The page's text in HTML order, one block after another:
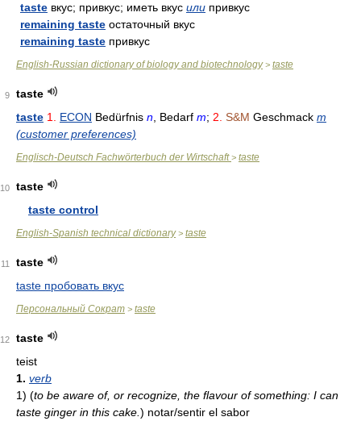
taste вкус; привкус; иметь вкус или привкус
remaining taste остаточный вкус
remaining taste привкус
English-Russian dictionary of biology and biotechnology> taste
9
taste
taste 1. ECON Bedürfnis n , Bedarf m; 2. S&M Geschmack m
(customer preferences)
Englisch-Deutsch Fachwörterbuch der Wirtschaft> taste
10
taste
taste control
English-Spanish technical dictionary> taste
11
taste
taste пробовать вкус
Персональный Сократ > taste
12
taste
teist
1. verb
1) (to be aware of, or recognize, the flavour of something: I can
taste ginger in this cake. ) notar/sentir el sabor